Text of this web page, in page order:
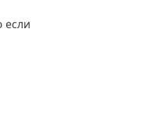
если